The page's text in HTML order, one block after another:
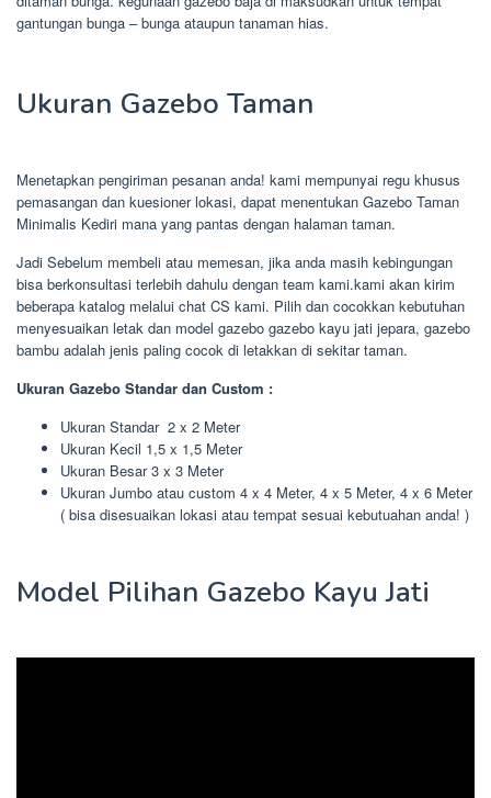
gantungan bunga – bunga ataupun tanaman hias.
Ukuran Gazebo Taman
Menetapkan pengiriman pesanan anda! kami mempunyai regu khusus
pemasangan dan kuesioner lokasi, dapat menentukan Gazebo Taman
Minimalis Kediri mana yang pantas dengan halaman taman.
Jadi Sebelum membeli atau memesan, jika anda masih kebingungan
bisa berkonsultasi terlebih dahulu dengan team kami.kami akan kirim
beberapa katalog melalui chat CS kami. Pilih dan cocokkan kebutuhan
menyesuaikan letak dan model gazebo gazebo kayu jati jepara, gazebo
bambu adalah jenis paling cocok di letakkan di sekitar taman.
Ukuran Gazebo Standar dan Custom :
Ukuran Standar 2 x 2 Meter
Ukuran Kecil 1,5 x 1,5 Meter
Ukuran Besar 3 x 3 Meter
Ukuran Jumbo atau custom 4 x 4 Meter, 4 x 5 Meter, 4 x 6 Meter
( bisa disesuaikan lokasi atau tempat sesuai kebutuahan anda! )
Model Pilihan Gazebo Kayu Jati